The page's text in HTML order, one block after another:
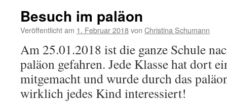
Klasse
Besuch im paläon
Veröffentlicht am 1. Februar 2018von Christina Schumann
Am 25.01.2018 ist die ganze Schule
paläon gefahren. Jede Klasse hat dort
mitgemacht und wurde durch das
wirklich jedes Kind interessiert!